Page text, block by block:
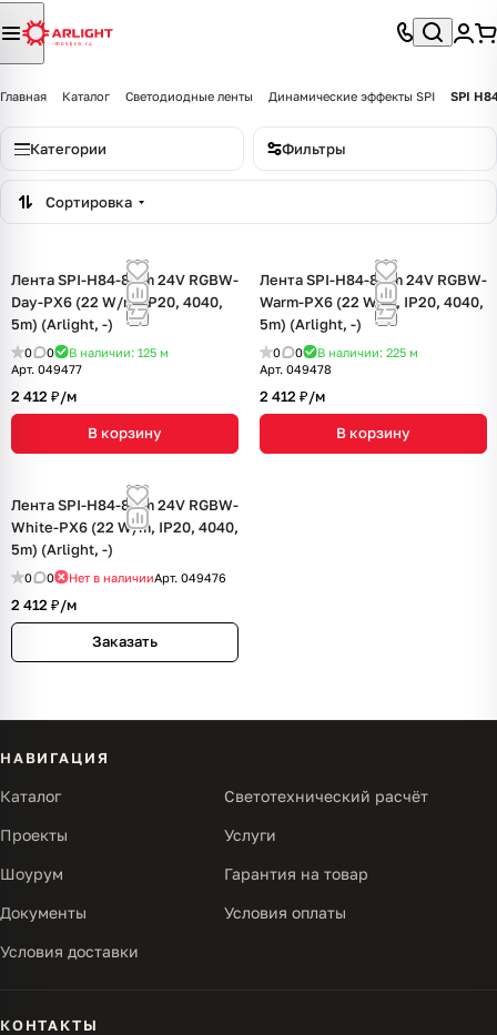
Главная Каталог Светодиодные ленты Динамические эффекты SPI SPI
Категории Фильтры
Сортировка
Лента SPI-H84-8mm 24V RGBW-
Day-PX6 (22 W/m, IP20, 4040,
5m) (Arlight, -)
0 0 В наличии: 125 м
Арт. 049477
2 412 ₽/м
В корзину
Лента SPI-H84-8mm 24V RGBW-
Warm-PX6 (22 W/m, IP20, 4040,
5m) (Arlight, -)
0 0 В наличии: 225 м
Арт. 049478
2 412 ₽/м
В корзину
Лента SPI-H84-8mm 24V RGBW-
White-PX6 (22 W/m, IP20, 4040,
5m) (Arlight, -)
0 0 Нет в наличииАрт. 049476
2 412 ₽/м
Заказать
НАВИГАЦИЯ
Каталог Светотехнический расчёт
Проекты Услуги
Шоурум Гарантия на товар
Документы Условия оплаты
Условия доставки
КОНТАКТЫ